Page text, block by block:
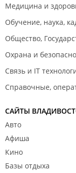
Медицина и
Обучение, наука,
Общество,
Охрана и
Связь и IT
Справочные,
САЙТЫ
Авто
Афиша
Кино
Базы отдыха